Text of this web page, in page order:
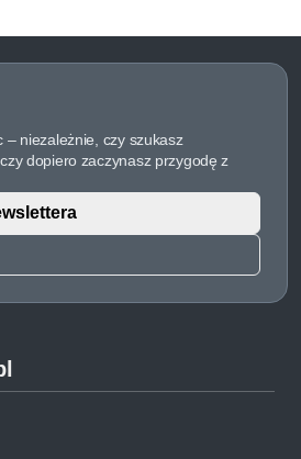
niezależnie, czy szukasz
dopiero zaczynasz przygodę z